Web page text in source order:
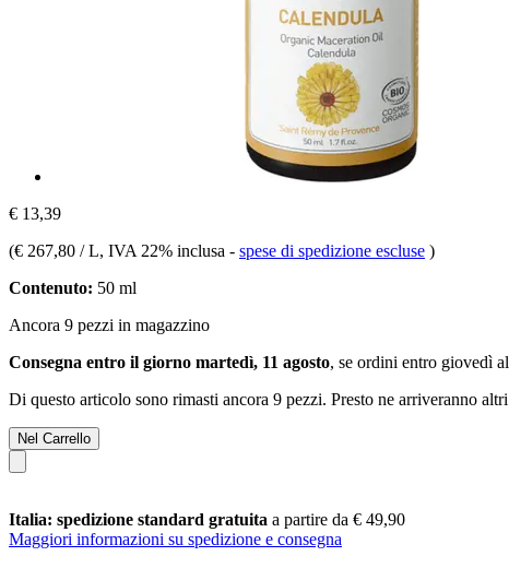
€ 13,39
(€ 267,80 / L, IVA 22% inclusa - spese di spedizione escluse )
Contenuto: 50 ml
Ancora 9 pezzi in magazzino
Consegna entro il giorno martedì, 11 agosto, se ordini entro giovedì
Di questo articolo sono rimasti ancora 9 pezzi. Presto ne arriveranno
Nel Carrello
Italia: spedizione standard gratuita a partire da € 49,90
Maggiori informazioni su spedizione e consegna